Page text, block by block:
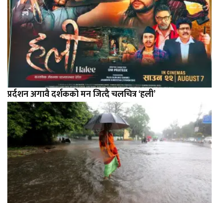
प्रर्दशन अगावै दर्शकको मन जित्दै चलचित्र ‘हली’